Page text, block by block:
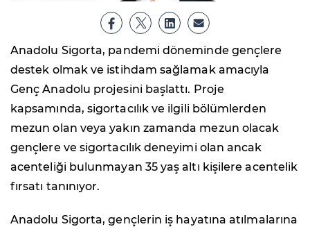
Anadolu Sigorta, pandemi döneminde gençlere
destek olmak ve istihdam sağlamak amacıyla
Genç Anadolu projesini başlattı. Proje
kapsamında, sigortacılık ve ilgili bölümlerden
mezun olan veya yakın zamanda mezun olacak
gençlere ve sigortacılık deneyimi olan ancak
acenteliği bulunmayan 35 yaş altı kişilere acentelik
fırsatı tanınıyor.
Anadolu Sigorta, gençlerin iş hayatına atılmalarına